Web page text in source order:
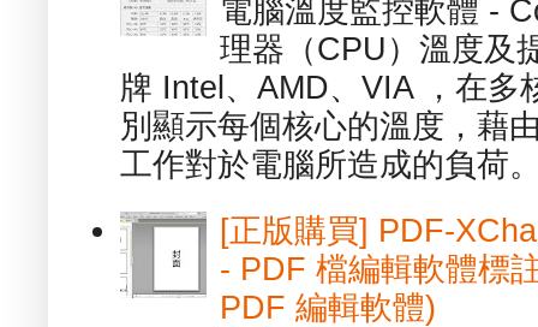
電腦溫度監控軟體 -
理器（CPU）溫度及
牌 Intel、AMD、VIA ，在多
別顯示每個核心的溫度，藉
工作對於電腦所造成的負荷
[正版購買] PDF-
- PDF 檔編輯軟體標
PDF 編輯軟體)